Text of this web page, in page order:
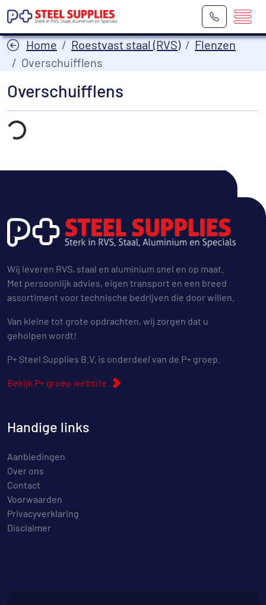
Home Roestvast staal (RVS)
Flenzen
Overschuifflens
Overschuifflens
Wij leveren RVS, staal en aluminium snel en op maat.
Met persoonlijk advies, eigen transport en een breed
assortiment voor technische bedrijven die door willen.
Van kleine tot grote opdrachten, wij zorgen dat u
geholpen wordt!
P+ Steel Supplies B.V. is onderdeel van de P+ groep.
Bekijk P+ groep website
Handige links
Aanbiedingen
Over ons
Contact
Voorwaarden
Privacyverklaring
Disclaimer